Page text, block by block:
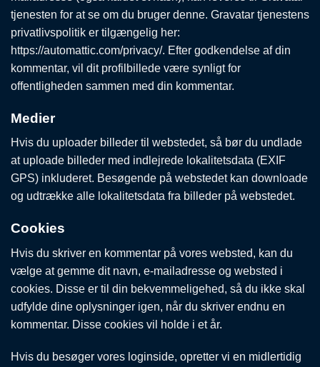
tjenesten for at se om du bruger denne. Gravatar tjenestens
privatlivspolitik er tilgængelig her:
https://automattic.com/privacy/. Efter godkendelse af din
kommentar, vil dit profilbillede være synligt for
offentligheden sammen med din kommentar.
Medier
Hvis du uploader billeder til webstedet, så bør du undlade
at uploade billeder med indlejrede lokalitetsdata (EXIF
GPS) inkluderet. Besøgende på webstedet kan downloade
og udtrække alle lokalitetsdata fra billeder på webstedet.
Cookies
Hvis du skriver en kommentar på vores websted, kan du
vælge at gemme dit navn, e-mailadresse og websted i
cookies. Disse er til din bekvemmeligehed, så du ikke skal
udfylde dine oplysninger igen, når du skriver endnu en
kommentar. Disse cookies vil holde i et år.
Hvis du besøger vores loginside, opretter vi en midlertidig